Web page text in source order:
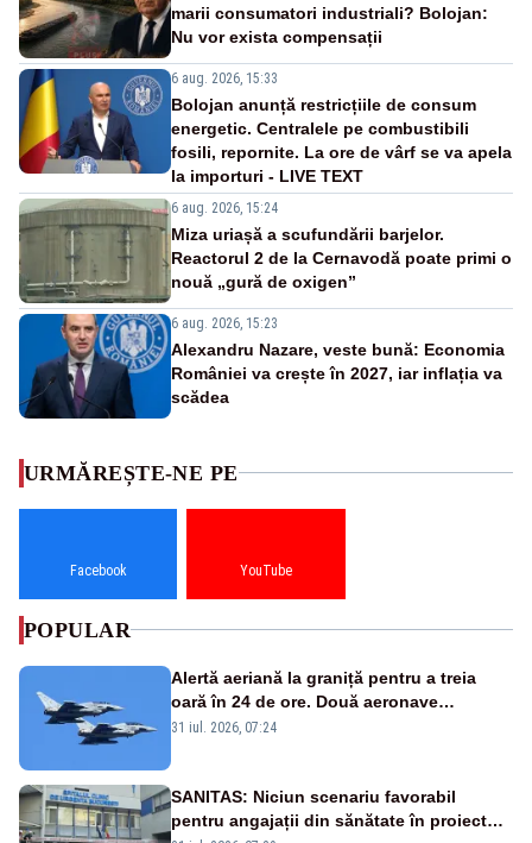
marii consumatori industriali? Bolojan:
Nu vor exista compensații
6 aug. 2026, 15:33
Bolojan anunță restricțiile de consum
energetic. Centralele pe combustibili
fosili, repornite. La ore de vârf se va apela
la importuri - LIVE TEXT
6 aug. 2026, 15:24
Miza uriașă a scufundării barjelor.
Reactorul 2 de la Cernavodă poate primi o
nouă „gură de oxigen”
6 aug. 2026, 15:23
Alexandru Nazare, veste bună: Economia
României va crește în 2027, iar inflația va
scădea
URMĂREȘTE-NE PE
Facebook YouTube
POPULAR
Alertă aeriană la graniță pentru a treia
oară în 24 de ore. Două aeronave
Eurofighter britanice au fost ridicate de la
31 iul. 2026, 07:24
SANITAS: Niciun scenariu favorabil
pentru angajații din sănătate în proiectul